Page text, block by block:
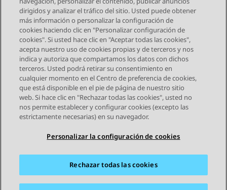
Send Feedback
Navegación de tema
Tema anterior Tema siguiente
STAY CONNECTED
Mapa del sitio Condiciones de Uso
Privacidad
dirigidos y analizar el tráfico del sitio. Usted puede obtener
más información o personalizar la configuración de
cookies haciendo clic en "Personalizar configuración de
cookies". Si usted hace clic en "Aceptar todas las cookies",
acepta nuestro uso de cookies propias y de terceros y nos
indica y autoriza que compartamos los datos con dichos
terceros. Usted podrá retirar su consentimiento en
cualquier momento en el Centro de preferencia de cookies,
que está disponible en el pie de página de nuestro sitio
web. Si hace clic en "Rechazar todas las cookies", usted no
nos permite establecer y configurar cookies (excepto las
estrictamente necesarias) en su navegador.
Personalizar la configuración de cookies
Rechazar todas las cookies